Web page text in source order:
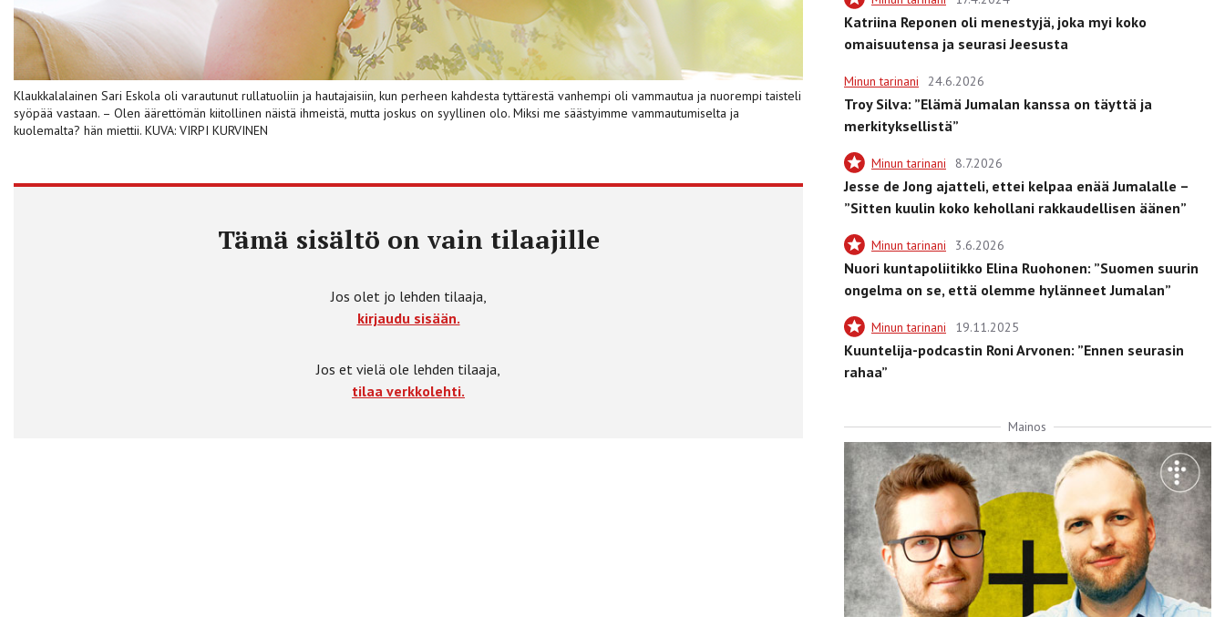
Klaukkalalainen Sari Eskola oli varautunut rullatuoliin ja hautajaisiin, kun perheen kahdesta tyttärestä vanhempi oli vammautua ja nuorempi taisteli
syöpää vastaan. – Olen äärettömän kiitollinen näistä ihmeistä, mutta joskus on syyllinen olo. Miksi me säästyimme vammautumiselta ja
kuolemalta? hän miettii. KUVA: VIRPI KURVINEN
Tämä sisältö on vain tilaajille
Jos olet jo lehden tilaaja,
kirjaudu sisään.
Jos et vielä ole lehden tilaaja,
tilaa verkkolehti.
Katriina Reponen oli menestyjä, joka myi koko
omaisuutensa ja seurasi Jeesusta
Minun tarinani 24.6.2026
Troy Silva: ”Elämä Jumalan kanssa on täyttä ja
merkityksellistä”
Minun tarinani 8.7.2026
Jesse de Jong ajatteli, ettei kelpaa enää Jumalalle –
”Sitten kuulin koko kehollani rakkaudellisen äänen”
Minun tarinani 3.6.2026
Nuori kuntapoliitikko Elina Ruohonen: ”Suomen suurin
ongelma on se, että olemme hylänneet Jumalan”
Minun tarinani 19.11.2025
Kuuntelija-podcastin Roni Arvonen: ”Ennen seurasin
rahaa”
Mainos